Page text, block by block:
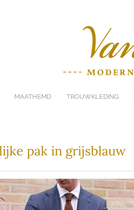
MAATHEMD TROUWKLEDING
pak in grijsblauw